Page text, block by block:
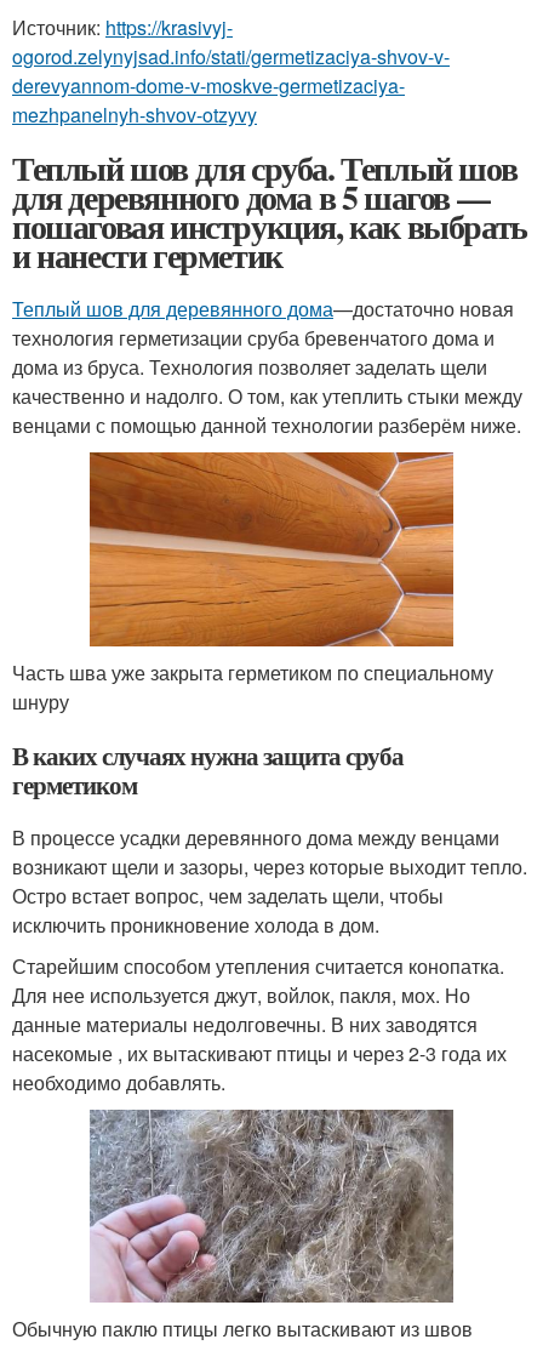
Источник: https://krasivyj-
ogorod.zelynyjsad.info/stati/germetizaciya-shvov-v-
derevyannom-dome-v-moskve-germetizaciya-
mezhpanelnyh-shvov-otzyvy
Теплый шов для сруба. Теплый шов
для деревянного дома в 5 шагов —
пошаговая инструкция, как выбрать
и нанести герметик
Теплый шов для деревянного дома—достаточно новая
технология герметизации сруба бревенчатого дома и
дома из бруса. Технология позволяет заделать щели
качественно и надолго. О том, как утеплить стыки между
венцами с помощью данной технологии разберём ниже.
Часть шва уже закрыта герметиком по специальному
шнуру
В каких случаях нужна защита сруба
герметиком
В процессе усадки деревянного дома между венцами
возникают щели и зазоры, через которые выходит тепло.
Остро встает вопрос, чем заделать щели, чтобы
исключить проникновение холода в дом.
Старейшим способом утепления считается конопатка.
Для нее используется джут, войлок, пакля, мох. Но
данные материалы недолговечны. В них заводятся
насекомые , их вытаскивают птицы и через 2-3 года их
необходимо добавлять.
Обычную паклю птицы легко вытаскивают из швов